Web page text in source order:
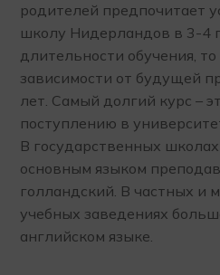
родителей предпочитает
школу Нидерландов в 3-4
длительности обучения,
зависимости от будущей
лет. Самый долгий курс –
поступлению в
В государственных
основным языком
голландский. В частных и
учебных заведениях
английском языке.